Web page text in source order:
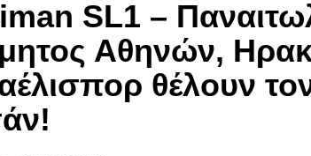
SL1 –
Αθηνών,
θέλουν